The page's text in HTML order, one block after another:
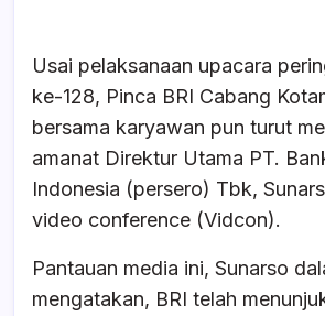
Usai pelaksanaan upacara
ke-128, Pinca BRI Cabang
bersama karyawan pun turut
amanat Direktur Utama PT.
Indonesia (persero) Tbk,
video conference (Vidcon).
Pantauan media ini, Sunarso
mengatakan, BRI telah